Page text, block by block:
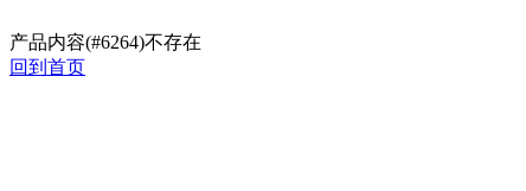
产品内容(#6264)不存在
回到首页